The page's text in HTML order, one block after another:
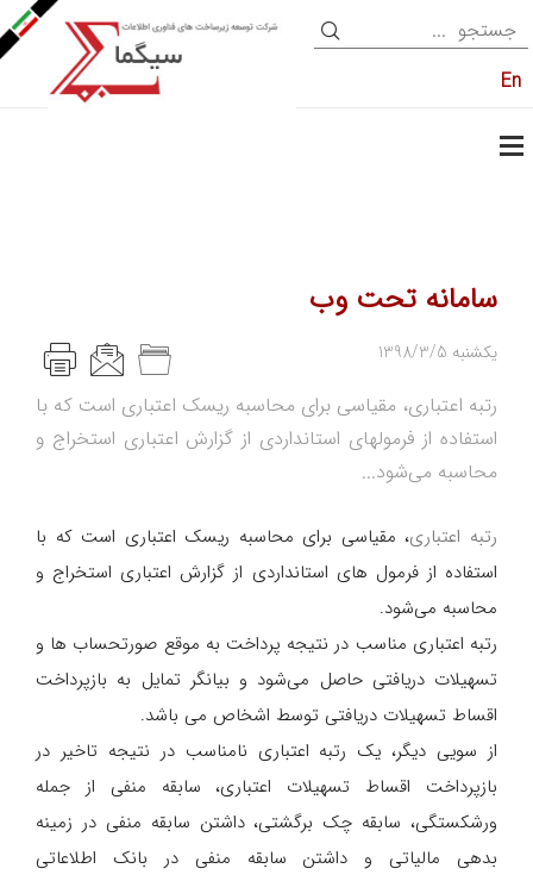
En
سامانه تحت وب
1398/3/5 یکشنبه
رتبه اعتباری، مقیاسی برای محاسبه ریسک اعتباری است که با
استفاده از فرمولهای استانداردی از گزارش اعتباری استخراج و
محاسبه می‌شود...
رتبه اعتباری، مقیاسی برای محاسبه ریسک اعتباری است که با
استفاده از فرمول های استانداردی از گزارش اعتباری استخراج و
محاسبه می‌شود.
رتبه اعتباری مناسب در نتیجه پرداخت به موقع صورتحساب ها و
تسهیلات دریافتی حاصل می‌شود و بیانگر تمایل به بازپرداخت
اقساط تسهیلات دریافتی توسط اشخاص می باشد.
از سویی دیگر، یک رتبه اعتباری نامناسب در نتیجه تاخیر در
بازپرداخت اقساط تسهیلات اعتباری، سابقه منفی از جمله
ورشکستگی، سابقه چک برگشتی، داشتن سابقه منفی در زمینه
بدهی مالیاتی و داشتن سابقه منفی در بانک اطلاعاتی